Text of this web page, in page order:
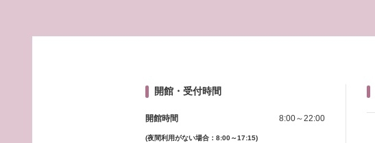
開館・受付時間
開館時間 8:00～22:00
(夜間利用がない場合：8:00～17:15)